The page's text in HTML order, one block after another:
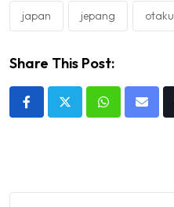
japan jepang otaku
Share This Post:
Whatsapp
Share